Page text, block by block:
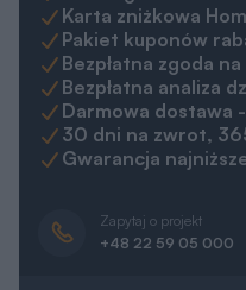
Karta zniżkowa
Pakiet kuponów
Bezpłatna zgoda
Bezpłatna analiza
Darmowa dostawa
30 dni na zwrot,
Gwarancja
Zapytaj o projekt
+48 22 59 05 000